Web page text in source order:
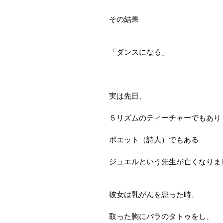
その結果
「ダンスになる」
実は先日、
５リズムのティーチャーでもあり
ポエット（詩人）でもある
ジュエルという先生が亡くなりま
彼女は乳がんを患った時、
取った胸にバラのタトゥをし、